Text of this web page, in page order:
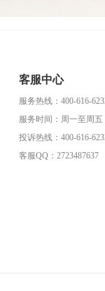
客服中心
服务热线：400-616-
服务时间：周一至周五
投诉热线：400-616-
客服QQ：2723487637